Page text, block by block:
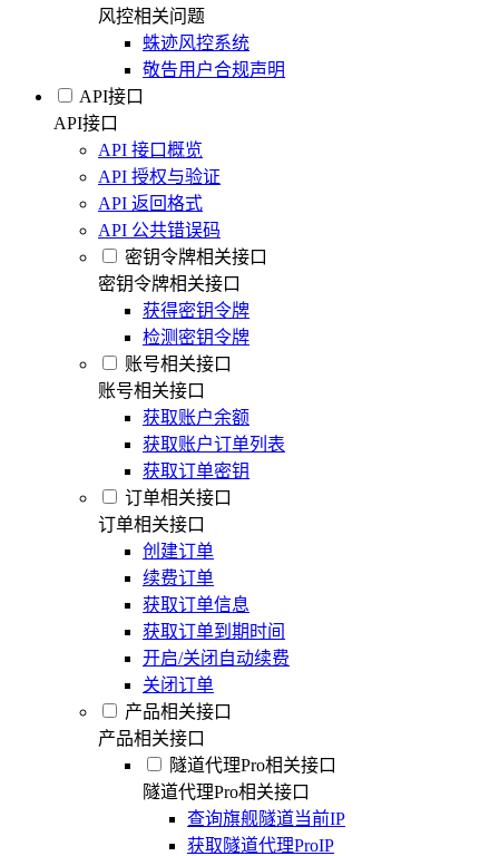
风控相关问题
蛛迹风控系统
敬告用户合规声明
API接口
API接口
API 接口概览
API 授权与验证
API 返回格式
API 公共错误码
密钥令牌相关接口
密钥令牌相关接口
获得密钥令牌
检测密钥令牌
账号相关接口
账号相关接口
获取账户余额
获取账户订单列表
获取订单密钥
订单相关接口
订单相关接口
创建订单
续费订单
获取订单信息
获取订单到期时间
开启/关闭自动续费
关闭订单
产品相关接口
产品相关接口
隧道代理Pro相关接口
隧道代理Pro相关接口
查询旗舰隧道当前IP
获取隧道代理ProIP